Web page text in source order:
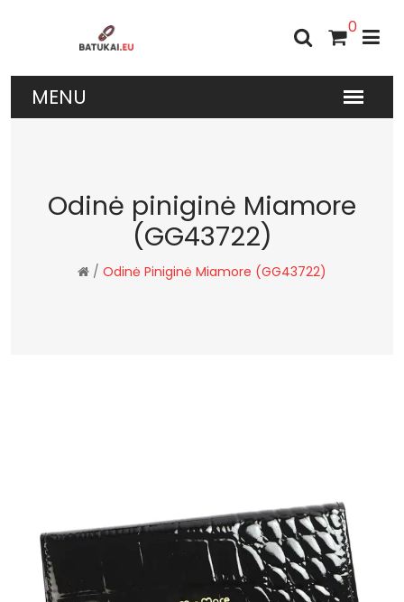
0
Odinė piniginė Miamore
(GG43722)
/ Odinė Piniginė Miamore (GG43722)